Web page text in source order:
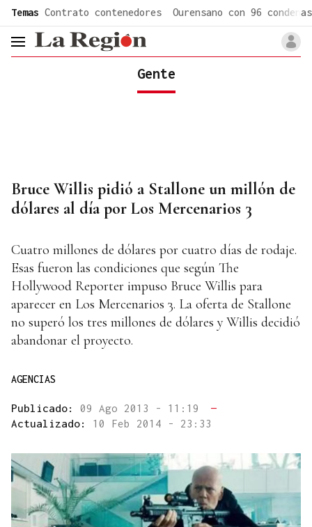
Temas Contrato contenedores Ourensano con 96 condenas
header.menu.open
Gente
Bruce Willis pidió a Stallone un millón de
dólares al día por Los Mercenarios 3
Cuatro millones de dólares por cuatro días de rodaje.
Esas fueron las condiciones que según The
Hollywood Reporter impuso Bruce Willis para
aparecer en Los Mercenarios 3. La oferta de Stallone
no superó los tres millones de dólares y Willis decidió
abandonar el proyecto.
AGENCIAS
Publicado: 09 Ago 2013 - 11:19
—
Actualizado: 10 Feb 2014 - 23:33